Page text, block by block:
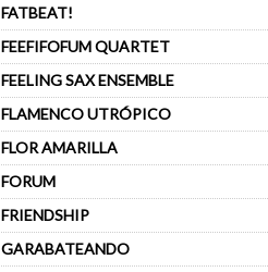
FATBEAT!
FEEFIFOFUM QUARTET
FEELING SAX ENSEMBLE
FLAMENCO UTRÓPICO
FLOR AMARILLA
FORUM
FRIENDSHIP
GARABATEANDO